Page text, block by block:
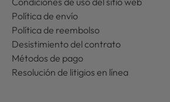
Política de envío
Política de reembolso
Desistimiento del contrato
Métodos de pago
Resolución de litigios en línea